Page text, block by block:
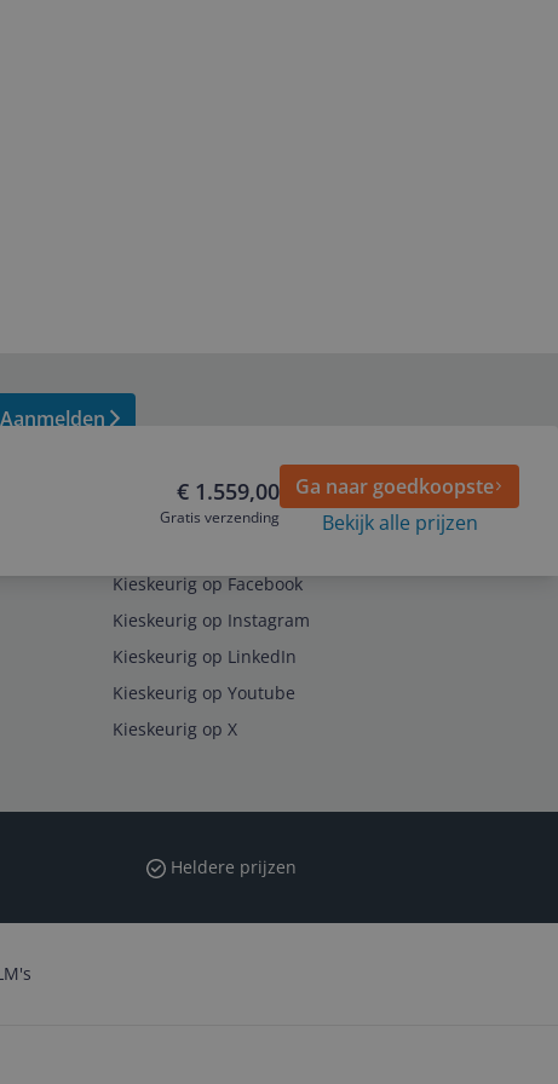
€ 1.559,00
Gratis verzending
Ga naar goedkoopste
Bekijk alle prijzen
Aanmelden
Kieskeurig op Facebook
Kieskeurig op Instagram
Kieskeurig op LinkedIn
Kieskeurig op Youtube
Kieskeurig op X
Heldere prijzen